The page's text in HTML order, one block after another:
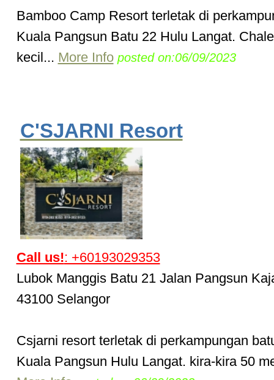
Bamboo Camp Resort terletak di
Kuala Pangsun Batu 22 Hulu Langat.
kecil... More Info posted on:06/09/2023
C'SJARNI Resort
Call us!: +60193029353
Lubok Manggis Batu 21 Jalan Pangsun
43100 Selangor
Csjarni resort terletak di perkampungan
Kuala Pangsun Hulu Langat. kira-kira 50